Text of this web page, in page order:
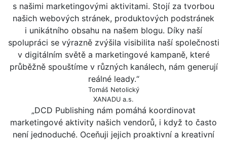
s našimi marketingovými aktivitami. Stojí za tvorbou
našich webových stránek, produktových podstránek
i unikátního obsahu na našem blogu. Díky naší
spolupráci se výrazně zvýšila visibilita naší společnosti
v digitálním světě a marketingové kampaně, které
průběžně spouštíme v různých kanálech, nám generují
reálné leady.“
Tomáš Netolický
XANADU a.s.
„DCD Publishing nám pomáhá koordinovat
marketingové aktivity našich vendorů, i když to často
není jednoduché. Oceňuji jejich proaktivní a kreativní